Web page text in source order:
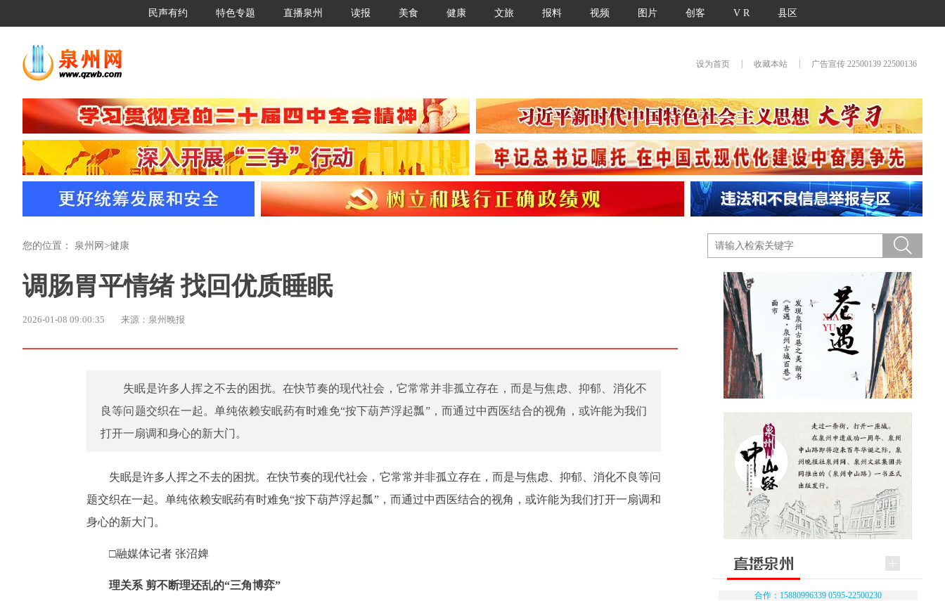
民声有约 特色专题 直播泉州 读报 美食 健康 文旅 报料 视频 图片 创客 V R 县区
设为首页 收藏本站 广告宣传 22500139 22500136
您的位置： 泉州网 >健康
调肠胃平情绪 找回优质睡眠
2026-01-08 09:00:35 来源：泉州晚报
​失眠是许多人挥之不去的困扰。在快节奏的现代社会，它常常并非孤立存在，而是与焦虑、抑郁、消化不
良等问题交织在一起。单纯依赖安眠药有时难免“按下葫芦浮起瓢”，而通过中西医结合的视角，或许能为我们
打开一扇调和身心的新大门。
失眠是许多人挥之不去的困扰。在快节奏的现代社会，它常常并非孤立存在，而是与焦虑、抑郁、消化不良等问
题交织在一起。单纯依赖安眠药有时难免“按下葫芦浮起瓢”，而通过中西医结合的视角，或许能为我们打开一扇调和
身心的新大门。
□融媒体记者 张沼婢
理关系 剪不断理还乱的“三角博弈”
合作：15880996339 0595-22500230